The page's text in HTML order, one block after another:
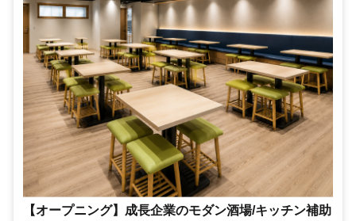
【オープニング】成長企業のモダン酒場/キッチン補助